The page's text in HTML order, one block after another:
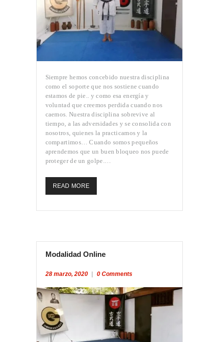
Siempre hemos concebido nuestra disciplina
como el soporte que nos sostiene cuando
estamos de pie.. y como esa energía y
voluntad que creemos perdida cuando nos
caemos. Nuestra disciplina sobrevive al
tiempo, a las adversidades y se consolida con
nosotros, quienes la practicamos y la
compartimos… Cuando somos pequeños
aprendemos que un buen bloqueo nos puede
proteger de un golpe.…
READ MORE
Modalidad Online
28 marzo, 2020 0 Comments